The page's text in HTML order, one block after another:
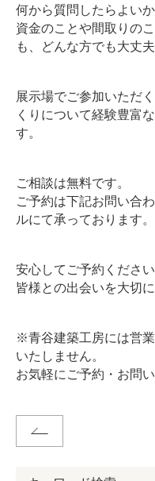
何から質問したらよい
資金のことや間取りの
も、どんな方でも大丈夫
展示場でご参加いただ
くりについて経験豊富
す。
ご相談は無料です。
ご予約は下記お問い合
ルにて承っております。
安心してご予約ください
皆様との出会いを大切
※青谷建築工房には営
いたしません。
お気軽にご予約・お問